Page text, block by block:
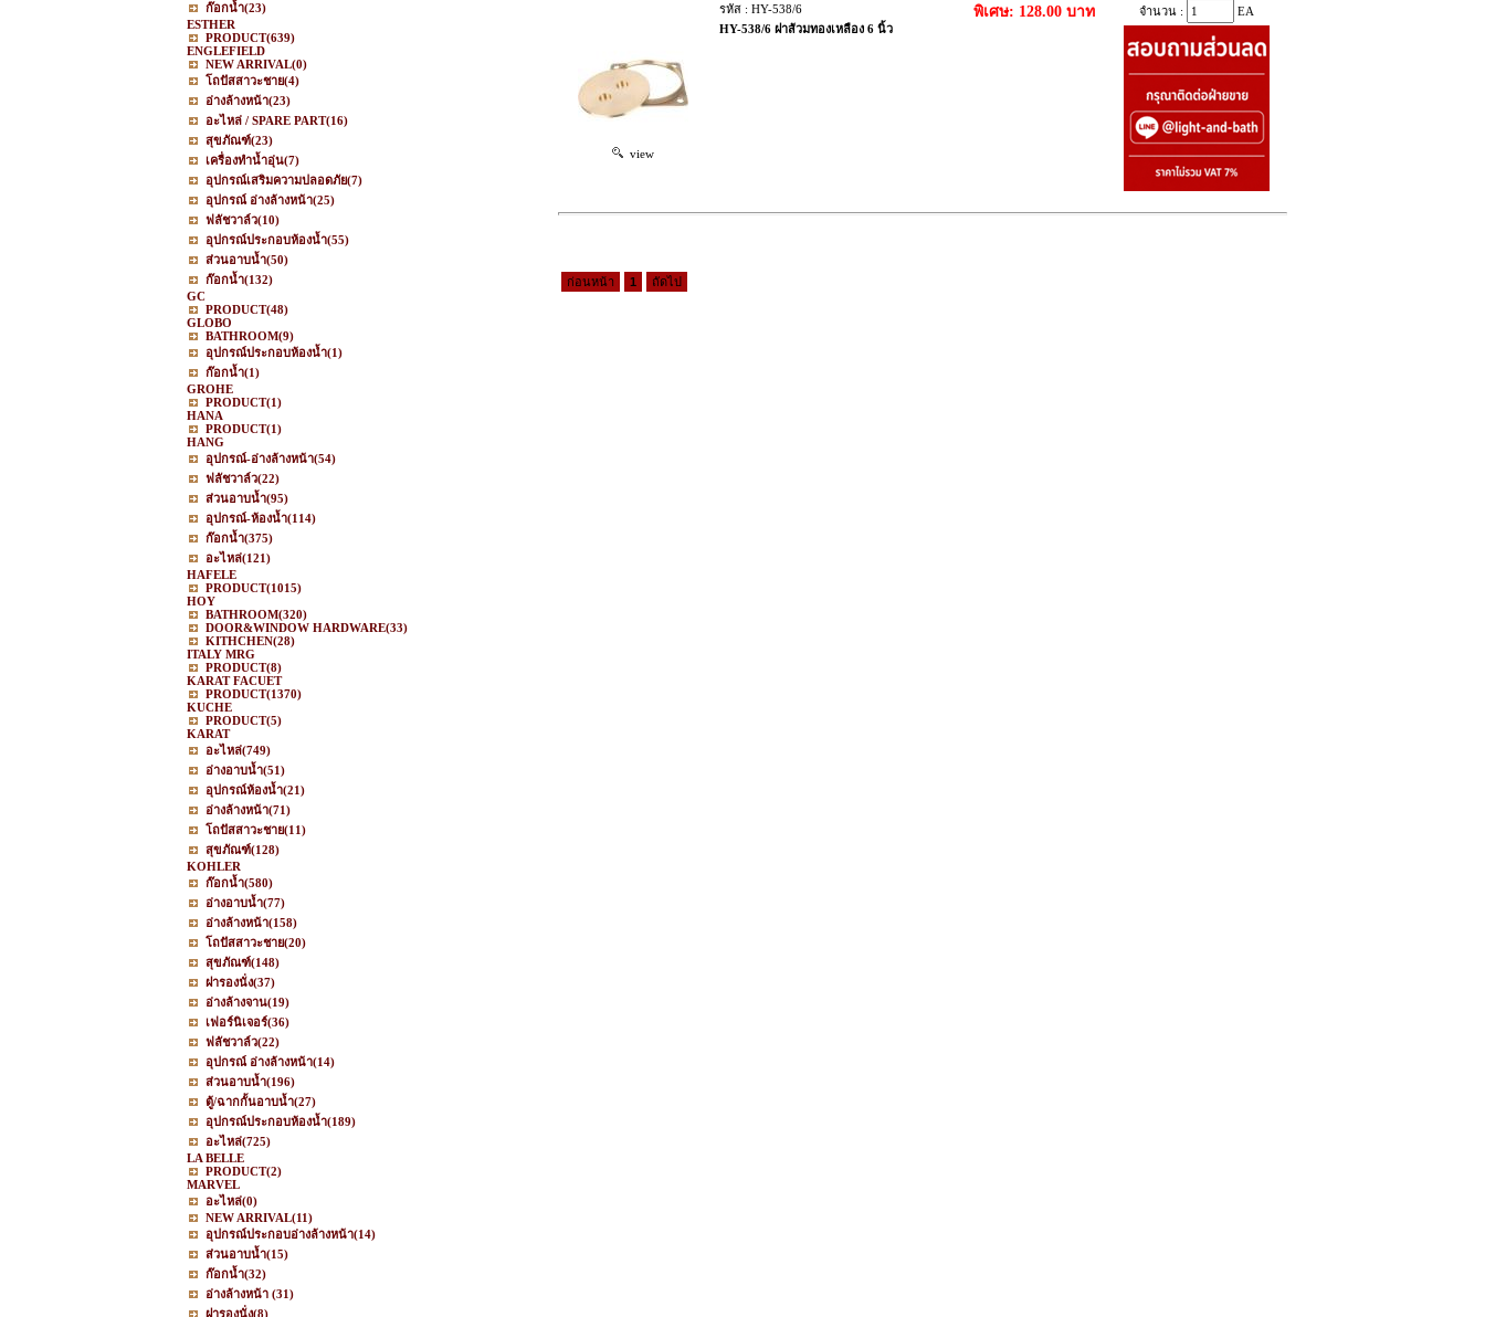
ก๊อกน้ำ(23)
ESTHER
PRODUCT(639)
ENGLEFIELD
NEW ARRIVAL(0)
โถปัสสาวะชาย(4)
อ่างล้างหน้า(23)
อะไหล่ / SPARE PART(16)
สุขภัณฑ์(23)
เครื่องทำน้ำอุ่น(7)
อุปกรณ์เสริมความปลอดภัย(7)
อุปกรณ์ อ่างล้างหน้า(25)
ฟลัชวาล์ว(10)
อุปกรณ์ประกอบห้องน้ำ(55)
ส่วนอาบน้ำ(50)
ก๊อกน้ำ(132)
GC
PRODUCT(48)
GLOBO
BATHROOM(9)
อุปกรณ์ประกอบห้องน้ำ(1)
ก๊อกน้ำ(1)
GROHE
PRODUCT(1)
HANA
PRODUCT(1)
HANG
อุปกรณ์-อ่างล้างหน้า(54)
ฟลัชวาล์ว(22)
ส่วนอาบน้ำ(95)
อุปกรณ์-ห้องน้ำ(114)
ก๊อกน้ำ(375)
อะไหล่(121)
HAFELE
PRODUCT(1015)
HOY
BATHROOM(320)
DOOR&WINDOW HARDWARE(33)
KITHCHEN(28)
ITALY MRG
PRODUCT(8)
KARAT FACUET
PRODUCT(1370)
KUCHE
PRODUCT(5)
KARAT
อะไหล่(749)
อ่างอาบน้ำ(51)
อุปกรณ์ห้องน้ำ(21)
อ่างล้างหน้า(71)
โถปัสสาวะชาย(11)
สุขภัณฑ์(128)
KOHLER
ก๊อกน้ำ(580)
อ่างอาบน้ำ(77)
อ่างล้างหน้า(158)
โถปัสสาวะชาย(20)
สุขภัณฑ์(148)
ฝารองนั่ง(37)
อ่างล้างจาน(19)
เฟอร์นิเจอร์(36)
ฟลัชวาล์ว(22)
อุปกรณ์ อ่างล้างหน้า(14)
ส่วนอาบน้ำ(196)
ตู้/ฉากกั้นอาบน้ำ(27)
อุปกรณ์ประกอบห้องน้ำ(189)
อะไหล่(725)
LA BELLE
PRODUCT(2)
MARVEL
อะไหล่(0)
NEW ARRIVAL(11)
อุปกรณ์ประกอบอ่างล้างหน้า(14)
ส่วนอาบน้ำ(15)
ก๊อกน้ำ(32)
อ่างล้างหน้า (31)
ฝารองนั่ง(8)
view
รหัส : HY-538/6
HY-538/6 ฝาส้วมทองเหลือง 6 นิ้ว
พิเศษ: 128.00 บาท จำนวน : EA
ก่อนหน้า 1 ถัดไป